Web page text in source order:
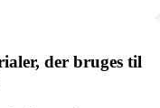
der bruges til